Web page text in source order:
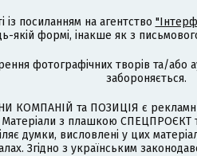
із посиланням на агентство
формі, інакше як з
фотографічних творів та/або
забороняється.
КОМПАНІЙ та ПОЗИЦІЯ є
Матеріали з плашкою
думки, висловлені у цих
Згідно з українським